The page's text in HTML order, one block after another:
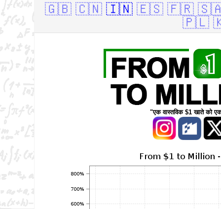
🇬🇧 🇨🇳 🇮🇳 🇪🇸 🇫🇷
🇵🇱
"एक वास्तविक $1 खाते को